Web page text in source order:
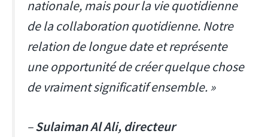
nationale, mais pour la vie quotidienne
de la collaboration quotidienne. Notre
relation de longue date et représente
une opportunité de créer quelque chose
de vraiment significatif ensemble. »
–Sulaiman Al Ali, directeur